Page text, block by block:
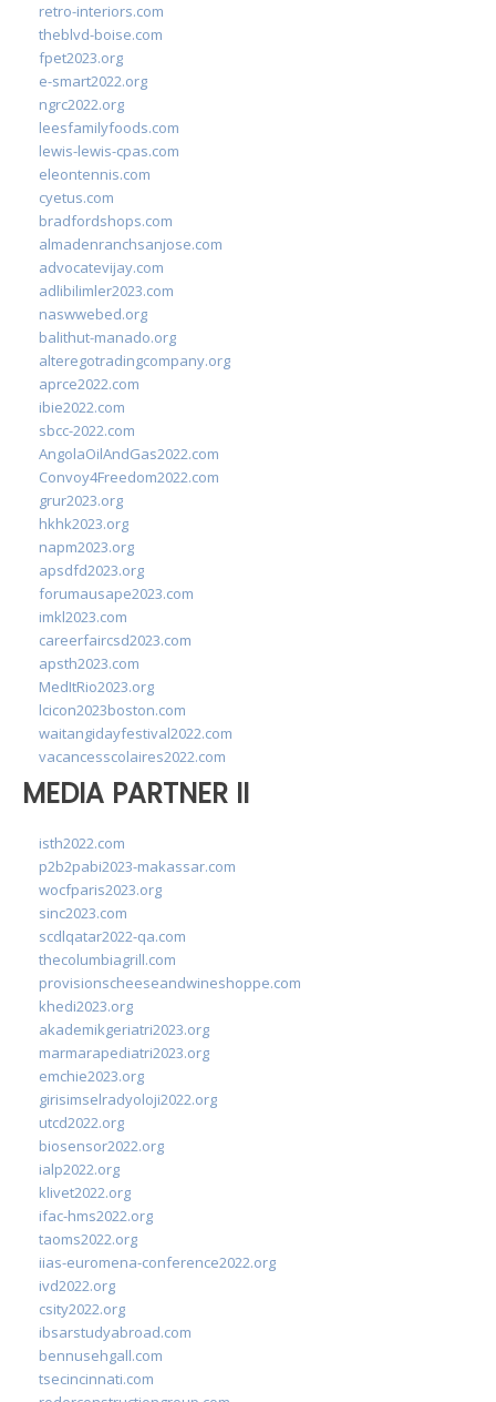
retro-interiors.com
theblvd-boise.com
fpet2023.org
e-smart2022.org
ngrc2022.org
leesfamilyfoods.com
lewis-lewis-cpas.com
eleontennis.com
cyetus.com
bradfordshops.com
almadenranchsanjose.com
advocatevijay.com
adlibilimler2023.com
naswwebed.org
balithut-manado.org
alteregotradingcompany.org
aprce2022.com
ibie2022.com
sbcc-2022.com
AngolaOilAndGas2022.com
Convoy4Freedom2022.com
grur2023.org
hkhk2023.org
napm2023.org
apsdfd2023.org
forumausape2023.com
imkl2023.com
careerfaircsd2023.com
apsth2023.com
MedItRio2023.org
lcicon2023boston.com
waitangidayfestival2022.com
vacancesscolaires2022.com
MEDIA PARTNER II
isth2022.com
p2b2pabi2023-makassar.com
wocfparis2023.org
sinc2023.com
scdlqatar2022-qa.com
thecolumbiagrill.com
provisionscheeseandwineshoppe.com
khedi2023.org
akademikgeriatri2023.org
marmarapediatri2023.org
emchie2023.org
girisimselradyoloji2022.org
utcd2022.org
biosensor2022.org
ialp2022.org
klivet2022.org
ifac-hms2022.org
taoms2022.org
iias-euromena-conference2022.org
ivd2022.org
csity2022.org
ibsarstudyabroad.com
bennusehgall.com
tsecincinnati.com